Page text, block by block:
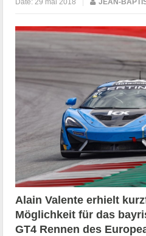
Alain Valente erhielt
Möglichkeit für das
GT4 Rennen des